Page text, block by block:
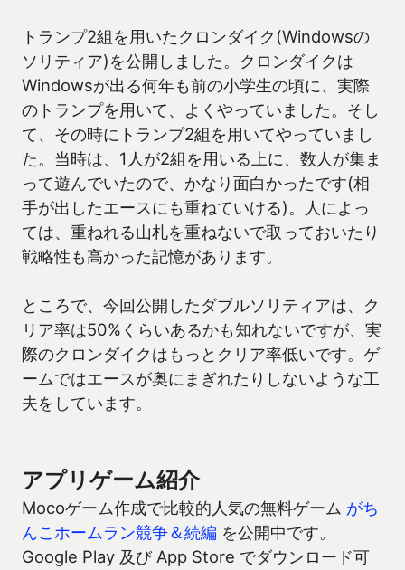
トランプ2組を用いたクロンダイク(Windowsの
ソリティア)を公開しました。クロンダイクは
Windowsが出る何年も前の小学生の頃に、実際
のトランプを用いて、よくやっていました。そし
て、その時にトランプ2組を用いてやっていまし
た。当時は、1人が2組を用いる上に、数人が集ま
って遊んでいたので、かなり面白かったです(相
手が出したエースにも重ねていける)。人によっ
ては、重ねれる山札を重ねないで取っておいたり
戦略性も高かった記憶があります。
ところで、今回公開したダブルソリティアは、ク
リア率は50%くらいあるかも知れないですが、実
際のクロンダイクはもっとクリア率低いです。ゲ
ームではエースが奥にまぎれたりしないような工
夫をしています。
アプリゲーム紹介
Mocoゲーム作成で比較的人気の無料ゲーム がち
んこホームラン競争＆続編 を公開中です。
Google Play 及び App Store でダウンロード可